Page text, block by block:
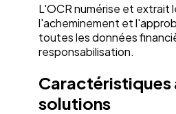
L'OCR numérise et
l'acheminement et
toutes les données
responsabilisation.
Caractéristiques
solutions